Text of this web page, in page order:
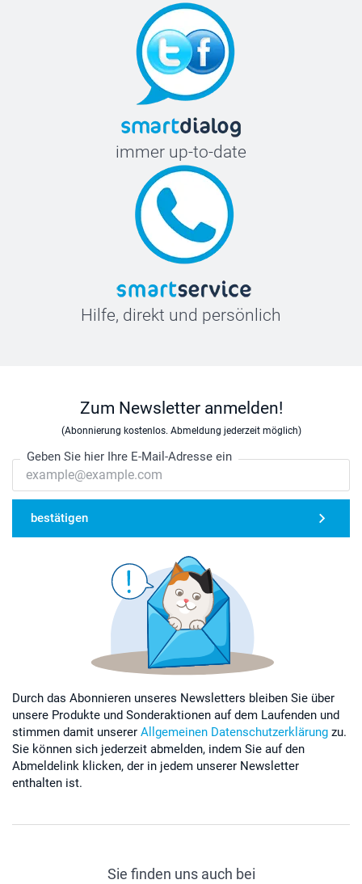
immer up-to-date
Hilfe, direkt und persönlich
Zum Newsletter anmelden!
(Abonnierung kostenlos. Abmeldung jederzeit möglich)
Geben Sie hier Ihre E-Mail-Adresse ein
bestätigen
Durch das Abonnieren unseres Newsletters bleiben Sie über
unsere Produkte und Sonderaktionen auf dem Laufenden und
stimmen damit unserer Allgemeinen Datenschutzerklärung zu.
Sie können sich jederzeit abmelden, indem Sie auf den
Abmeldelink klicken, der in jedem unserer Newsletter
enthalten ist.
Sie finden uns auch bei